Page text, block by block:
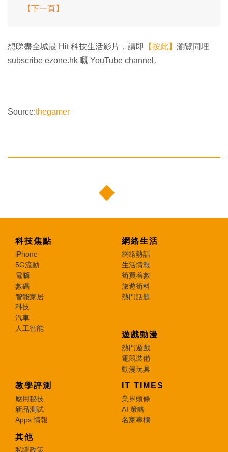
【下一頁】
想睇盡全城最 Hit 科技生活影片，請即 【按此】 瀏覽同埋
subscribe ezone.hk 嘅 YouTube channel。
Source:thegamer
科技焦點
iPhone
5G流動
電腦
數碼
智能家居
科技
汽車
人工智能
網絡生活
網絡熱話
生活情報
筍買着數
旅遊筍料
熱門話題
遊戲動漫
熱門遊戲
電競裝備
動漫玩具
教學評測
應用秘技
新品測試
Apps 情報
IT TIMES
業界頭條
AI 策略
名家專欄
其他
私隱政策